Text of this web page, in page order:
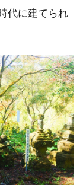
代に建てられ